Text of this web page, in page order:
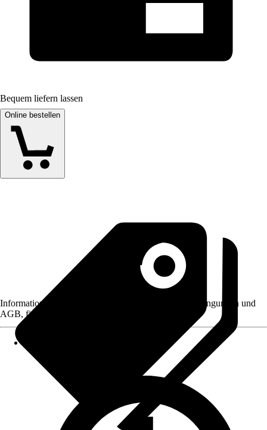
Bequem liefern lassen
Online bestellen
Informationen des Verkäufers, wie z. B. Rückgabebedingungen und
AGB, finden Sie bei Klick auf den Verkäufernamen.